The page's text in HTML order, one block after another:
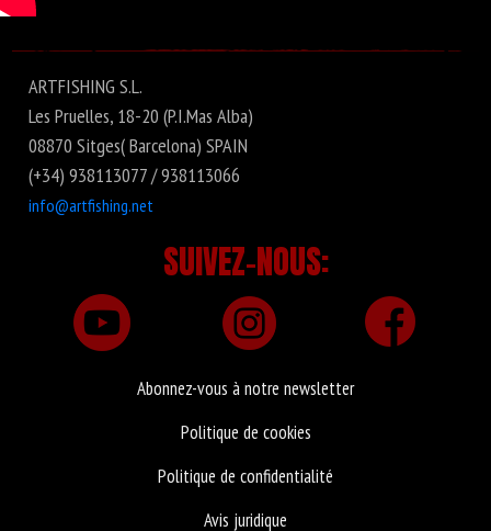
ARTFISHING S.L.
Les Pruelles, 18-20 (P.I.Mas Alba)
08870 Sitges( Barcelona) SPAIN
(+34) 938113077 / 938113066
info@artfishing.net
SUIVEZ-NOUS:
Abonnez-vous à notre newsletter
Politique de cookies
Politique de confidentialité
Avis juridique